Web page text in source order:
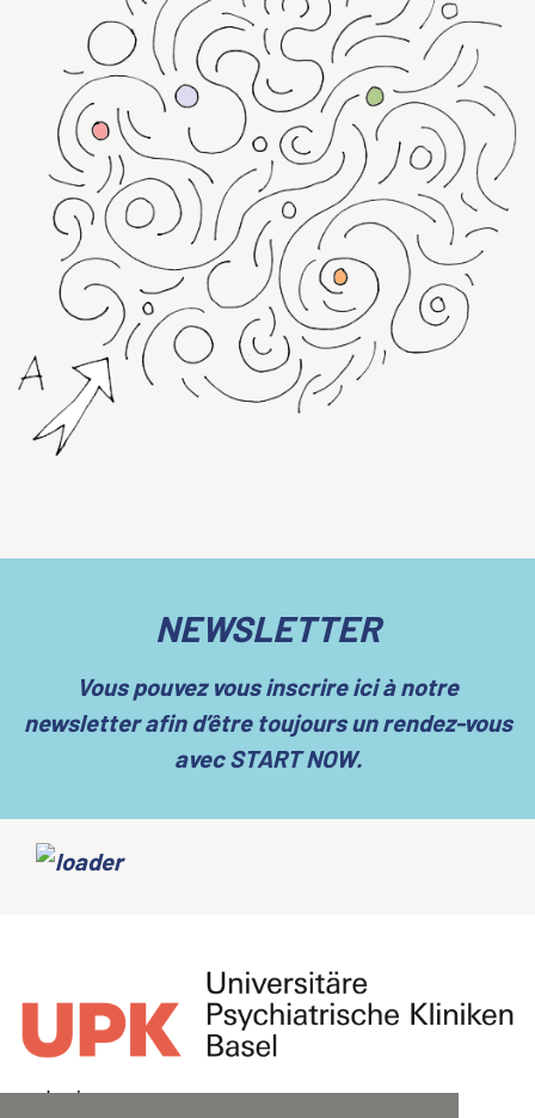
NEWSLETTER
Vous pouvez vous inscrire ici à notre
newsletter afin d’être toujours un rendez-vous
avec START NOW.